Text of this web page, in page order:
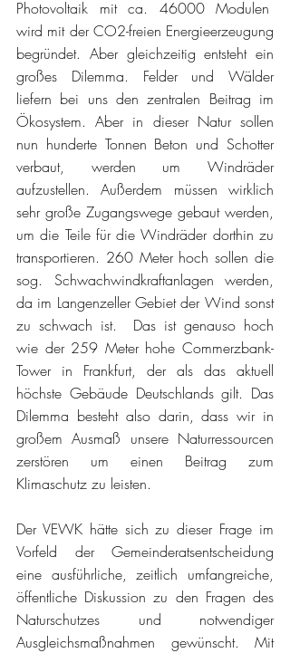
Photovoltaik mit ca. 46000 Modulen
wird mit der CO2-freien Energieerzeugung
begründet. Aber gleichzeitig entsteht ein
großes Dilemma. Felder und Wälder
liefern bei uns den zentralen Beitrag im
Ökosystem. Aber in dieser Natur sollen
nun hunderte Tonnen Beton und Schotter
verbaut, werden um Windräder
aufzustellen. Außerdem müssen wirklich
sehr große Zugangswege gebaut werden,
um die Teile für die Windräder dorthin zu
transportieren. 260 Meter hoch sollen die
sog. Schwachwindkraftanlagen werden,
da im Langenzeller Gebiet der Wind sonst
zu schwach ist.  Das ist genauso hoch
wie der 259 Meter hohe Commerzbank-
Tower in Frankfurt, der als das aktuell
höchste Gebäude Deutschlands gilt. Das
Dilemma besteht also darin, dass wir in
großem Ausmaß unsere Naturressourcen
zerstören um einen Beitrag zum
Klimaschutz zu leisten.
Der VEWK hätte sich zu dieser Frage im
Vorfeld der Gemeinderatsentscheidung
eine ausführliche, zeitlich umfangreiche,
öffentliche Diskussion zu den Fragen des
Naturschutzes und notwendiger
Ausgleichsmaßnahmen gewünscht. Mit